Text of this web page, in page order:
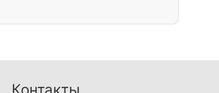
Контакты